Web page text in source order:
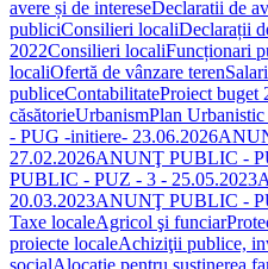
avere și de intereseDeclaratii de
publiciConsilieri localiDeclarații
2022Consilieri localiFuncționari
localiOfertă de vânzare teren
publiceContabilitateProiect buget
căsătorieUrbanismPlan Urbanistic
- PUG -initiere- 23.06.2026
27.02.2026ANUNŢ PUBLIC -
PUBLIC - PUZ - 3 - 25.05.2023
20.03.2023ANUNŢ PUBLIC -
Taxe localeAgricol şi funciar
proiecte localeAchiziţii publice,
socialAlocație pentru susținerea